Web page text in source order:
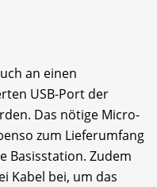
an einen
USB-Port der
Das nötige Micro-
zum Lieferumfang
Basisstation. Zudem
Kabel bei, um das